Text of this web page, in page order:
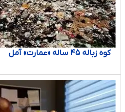
کوه زباله ۴۵ ساله «عمارت» ‌آمل